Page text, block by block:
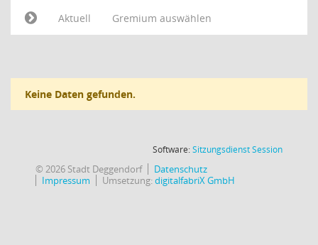
Aktuell
Gremium auswählen
Keine Daten gefunden.
Software:SitzungsdienstSession(Wird in
© 2026 Stadt Deggendorf
Datenschutz
Impressum
Umsetzung:digitalfabriX GmbH